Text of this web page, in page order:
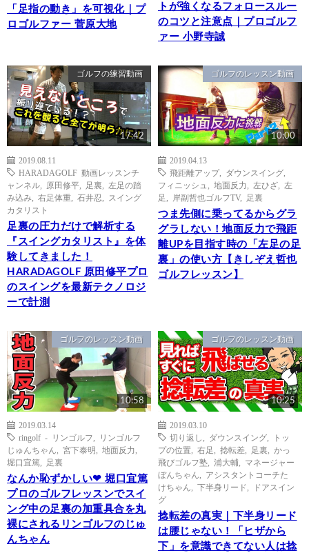
「足指の動き」を可視化｜プ
ロゴルファー 菅原大地
トが強くなるフォロースルー
のコツと注意点｜プロゴルフ
ァー 小野寺誠
ゴルフの練習動画
17:42
2019.08.11
HARADAGOLF 動画レッスンチ
ャンネル
原田修平 足裏
左足の踏
み込み
右足体重 石井忍
スイング
カタリスト
足裏の圧力だけで解析する
『スイングカタリスト』を体
験してきました！
HARADAGOLF 原田修平プロ
のスイングを最新テクノロジ
ーで計測
ゴルフのレッスン動画
10:00
2019.04.13
飛距離アップ, ダウンスイング
フィニッシュ
地面反力 左ひざ
左
足
岸副哲也ゴルフTV, 足裏
つま先側に乗ってるからグラ
グラしない！地面反力で飛距
離UPを目指す時の「左足の足
裏」の使い方【きしぞえ哲也
ゴルフレッスン】
ゴルフのレッスン動画
10:58
2019.03.14
ringolf - リンゴルフ
リンゴルフ
じゅんちゃん
宮下泰明 地面反力
堀口宜篤
足裏
なんか恥ずかしい❤ 堀口宜篤
プロのゴルフレッスンでスイ
ング中の足裏の加重具合を丸
裸にされるリンゴルフのじゅ
んちゃん
ゴルフのレッスン動画
10:25
2019.03.10
切り返し
ダウンスイング
トッ
プの位置
右足 捻転差 足裏
かっ
飛びゴルフ塾
浦大輔
マネージャー
ぼんちゃん
アシスタントコーチた
けちゃん
下半身リード
ドアスイン
グ
捻転差の真実｜下半身リード
は腰じゃない！「ヒザから
下」を意識できてない人は捻